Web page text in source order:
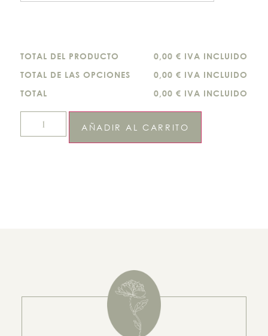
TOTAL DEL PRODUCTO
0,00 € IVA INCLUIDO
TOTAL DE LAS OPCIONES
0,00 € IVA INCLUIDO
TOTAL
0,00 € IVA INCLUIDO
AÑADIR AL CARRITO